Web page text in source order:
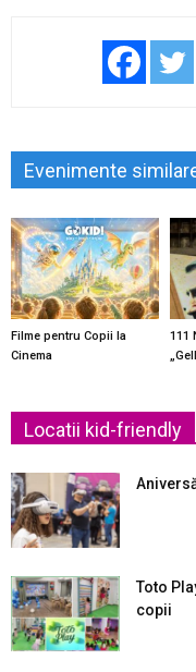
Evenimente
Filme pentru Copii la
Cinema
111
Locatii kid-friendly
Toto
copii